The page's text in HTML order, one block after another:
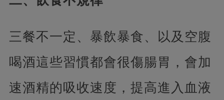
三餐不一定、暴飲暴食、以及空腹
喝酒這些習慣都會很傷腸胃，會加
速酒精的吸收速度，提高進入血液